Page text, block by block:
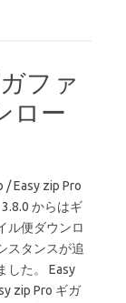
ファ
ロー
/ Easy zip Pro
からはギ
ル便ダウンロ
スタンスが追
した。 Easy
zip Pro ギガ